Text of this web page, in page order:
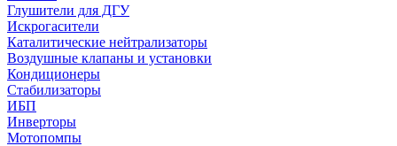
Глушители для ДГУ
Искрогасители
Каталитические нейтрализаторы
Воздушные клапаны и установки
Кондиционеры
Стабилизаторы
ИБП
Инверторы
Мотопомпы